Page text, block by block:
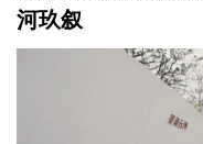
河玖叙